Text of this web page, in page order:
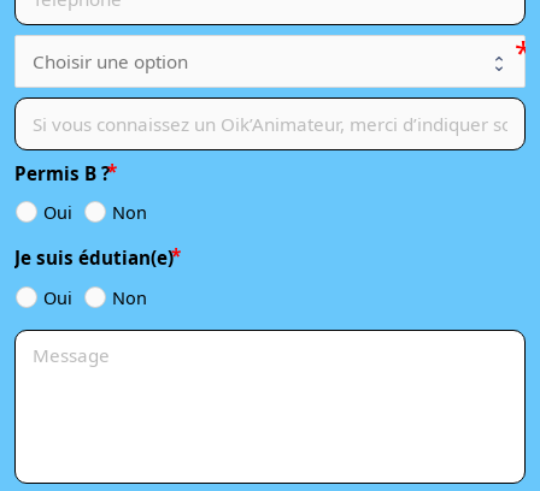
Permis B ?
Oui Non
Je suis édutian(e)
Oui Non